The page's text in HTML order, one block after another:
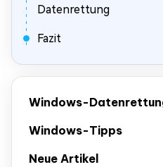
Datenrettung
Fazit
Windows-
Windows-Tipps
Neue Artikel